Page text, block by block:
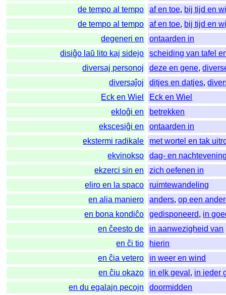
de tempo al tempo
af en toe, bij tijd en
de tempo al tempo
af en toe, bij tijd en
degeneri en
ontaarden in
disiĝo laŭ lito kaj sidejo
scheiding van tafel
diversaj personoj
deze en gene,
diversaĵoj
ditjes en datjes,
Eck en Wiel
Eck en Wiel
ekloĝi en
betrekken
ekscesiĝi en
ontaarden in
ekstermi radikale
met wortel en tak
ekvinokso
dag- en
ekzerci sin en
zich oefenen in
eliro en la spaco
ruimtewandeling
en alia maniero
anders,op een
en bona kondiĉo
gedisponeerd, in
en ĉeesto de
in aanwezigheid van
en ĉi tio
hierin
en ĉia vetero
in weer en wind
en ĉiu okazo
in elk geval , in ieder
en du egalajn pecojn
doormidden